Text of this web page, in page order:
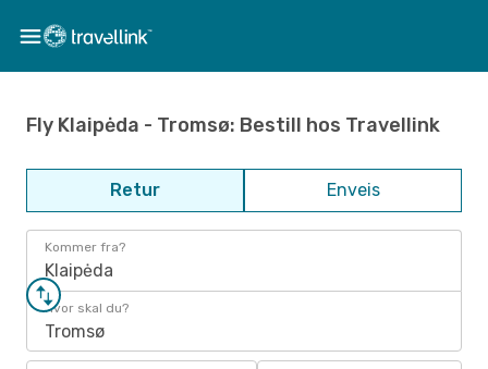
Fly Klaipėda - Tromsø: Bestill hos Travellink
Retur Enveis
Kommer fra?
Klaipėda
Hvor skal du?
Tromsø